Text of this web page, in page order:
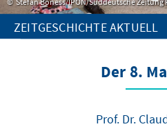
ZEITGESCHICHTE AKTUELL
Der 8.
Prof. Dr.